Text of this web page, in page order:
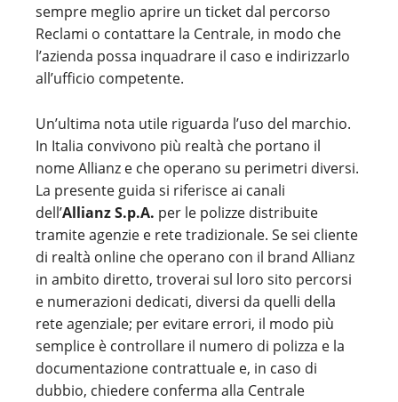
sempre meglio aprire un ticket dal percorso
Reclami o contattare la Centrale, in modo che
l’azienda possa inquadrare il caso e indirizzarlo
all’ufficio competente.
Un’ultima nota utile riguarda l’uso del marchio.
In Italia convivono più realtà che portano il
nome Allianz e che operano su perimetri diversi.
La presente guida si riferisce ai canali
dell’Allianz S.p.A. per le polizze distribuite
tramite agenzie e rete tradizionale. Se sei cliente
di realtà online che operano con il brand Allianz
in ambito diretto, troverai sul loro sito percorsi
e numerazioni dedicati, diversi da quelli della
rete agenziale; per evitare errori, il modo più
semplice è controllare il numero di polizza e la
documentazione contrattuale e, in caso di
dubbio, chiedere conferma alla Centrale